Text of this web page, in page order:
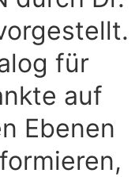
für
auf
Ebenen